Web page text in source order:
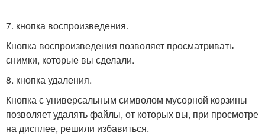
7. кнопка воспроизведения.
Кнопка воспроизведения позволяет просматривать
снимки, которые вы сделали.
8. кнопка удаления.
Кнопка с универсальным символом мусорной корзины
позволяет удалять файлы, от которых вы, при просмотре
на дисплее, решили избавиться.